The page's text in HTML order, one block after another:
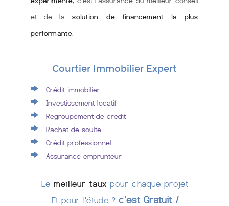
et de lasolution de financement la plus
performante
Courtier Immobilier Expert
Crédit immobilier
Investissement locatif
Regroupement de credit
Rachat de soulte
Crédit professionnel
Assurance emprunteur
Le meilleur taux pour chaque projet
Et pour l'étude ? c'est Gratuit !